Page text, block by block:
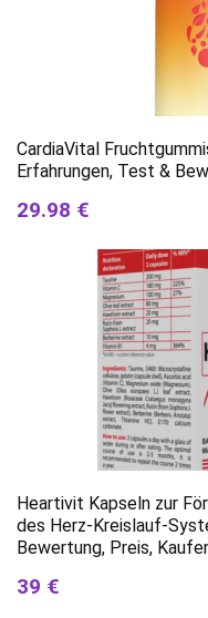
CardiaVital
Erfahrungen, Test &
29.98 €
Heartivit Kapseln zur
des Herz-Kreislauf-
Bewertung, Preis,
39 €